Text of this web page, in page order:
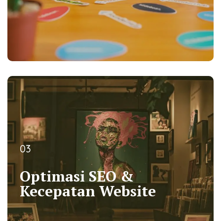
03
Optimasi SEO &
Kecepatan Website
03
Optimasi SEO &
Kecepatan Website